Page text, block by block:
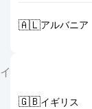
🇦🇱アルバニア
イ
🇬🇧イギリス